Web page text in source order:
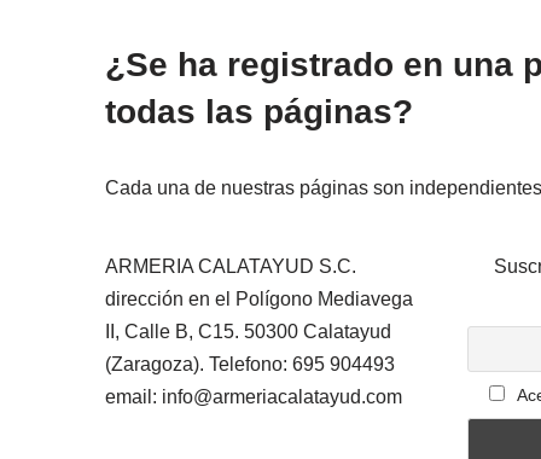
¿Se ha registrado en una
todas las páginas?
Cada una de nuestras páginas son
ARMERIA CALATAYUD S.C.
dirección en el Polígono Mediavega
II, Calle B, C15. 50300 Calatayud
(Zaragoza). Telefono: 695 904493
email: info@armeriacalatayud.com